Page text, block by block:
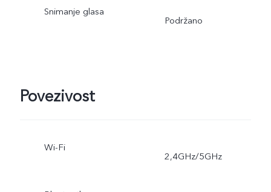
Snimanje glasa
Podržano
Povezivost
Wi-Fi
2,4GHz/5GHz